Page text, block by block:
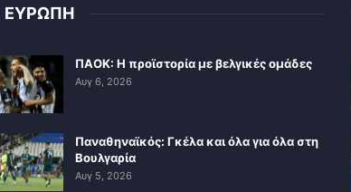
ΕΥΡΩΠΗ
ΠΑΟΚ: Η προϊστορία με βελγικές ομάδες
Αυγ 6, 2026
Παναθηναϊκός: Γκέλα και όλα για όλα στη
Βουλγαρία
Αυγ 5, 2026